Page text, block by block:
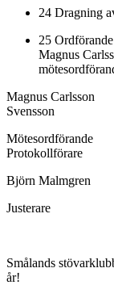
24 Dragning
25
Magnus
Magnus
Svensson
Protokollförare
Björn
Smålands
år!